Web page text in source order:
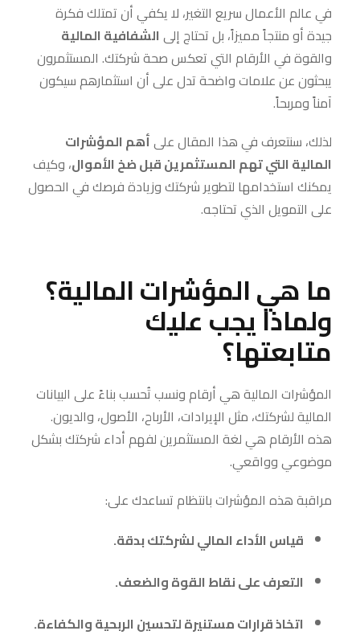
في عالم الأعمال سريع التغير، لا يكفي أن تمتلك فكرة
جيدة أو منتجاً مميزاً، بل تحتاج إلى الشفافية المالية
والقوة في الأرقام التي تعكس صحة شركتك. المستثمرون
يبحثون عن علامات واضحة تدل على أن استثمارهم سيكون
آمناً ومربحاً.
لذلك، سنتعرف في هذا المقال علىأهم المؤشرات
المالية التي تهم المستثمرين قبل ضخ الأموال، وكيف
يمكنك استخدامها لتطوير شركتك وزيادة فرصك في الحصول
على التمويل الذي تحتاجه.
ما هي المؤشرات المالية؟
ولماذا يجب عليك
متابعتها؟
المؤشرات المالية هي أرقام ونسب تُحسب بناءً على البيانات
المالية لشركتك، مثل الإيرادات، الأرباح، الأصول، والديون.
هذه الأرقام هي لغة المستثمرين لفهم أداء شركتك بشكل
موضوعي وواقعي.
مراقبة هذه المؤشرات بانتظام تساعدك على:
قياس الأداء المالي لشركتك بدقة.
التعرف على نقاط القوة والضعف.
اتخاذ قرارات مستنيرة لتحسين الربحية والكفاءة.